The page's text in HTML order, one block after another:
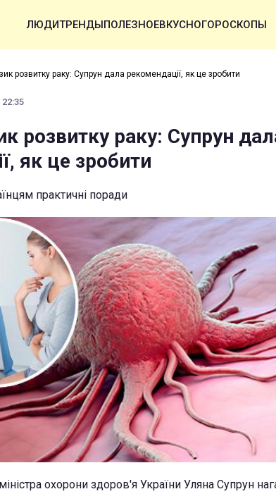
ЛЮДИТРЕНДЫПОЛЕЗНОЕВКУСНОГОРОСКОПЫ
розвитку раку: Супрун дала рекомендації, як це зробити
22:35
розвитку раку: Супрун
як це зробити
практичні поради
охорони здоров'я України Уляна Супрун